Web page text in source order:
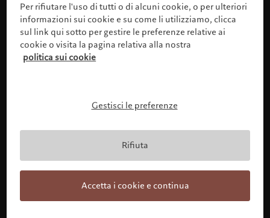
Confermare il proprio profilo
Con la presente dichiaro 1) di aver pienamente compreso
cittadino o residente degli Stati Uniti o del Canada.
Continua
Per rifiutare l'uso di tutti o di alcuni cookie, o per ulteriori
informazioni sui cookie e su come li utilizziamo, clicca
sul link qui sotto per gestire le preferenze relative ai
cookie o visita la pagina relativa alla nostra
politica sui cookie
Gestisci le preferenze
Rifiuta
Accetta i cookie e continua